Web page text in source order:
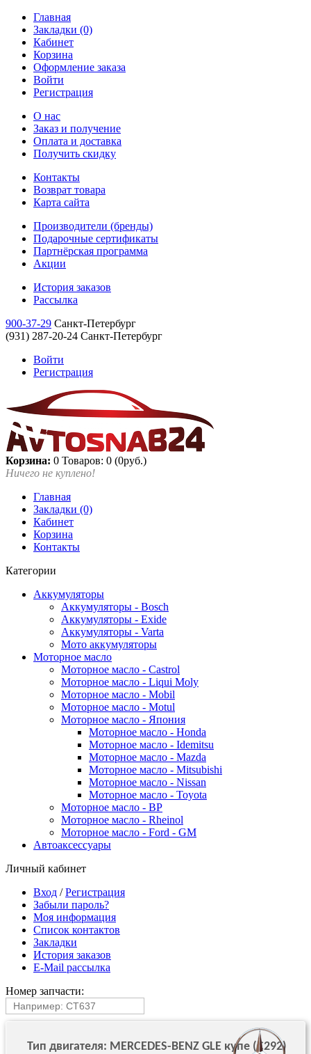
Главная
Закладки (0)
Кабинет
Корзина
Оформление заказа
Войти
Регистрация
О нас
Заказ и получение
Оплата и доставка
Получить скидку
Контакты
Возврат товара
Карта сайта
Производители (бренды)
Подарочные сертификаты
Партнёрская программа
Акции
История заказов
Рассылка
900-37-29 Санкт-Петербург
(931) 287-20-24 Санкт-Петербург
Войти
Регистрация
Корзина: 0 Товаров: 0 (0руб.)
Ничего не куплено!
Главная
Закладки (0)
Кабинет
Корзина
Контакты
Категории
Аккумуляторы
Аккумуляторы - Bosch
Аккумуляторы - Exide
Аккумуляторы - Varta
Мото аккумуляторы
Моторное масло
Моторное масло - Castrol
Моторное масло - Liqui Moly
Моторное масло - Mobil
Моторное масло - Motul
Моторное масло - Япония
Моторное масло - Honda
Моторное масло - Idemitsu
Моторное масло - Mazda
Моторное масло - Mitsubishi
Моторное масло - Nissan
Моторное масло - Toyota
Моторное масло - BP
Моторное масло - Rheinol
Моторное масло - Ford - GM
Автоаксессуары
Личный кабинет
Вход /Регистрация
Забыли пароль?
Моя информация
Список контактов
Закладки
История заказов
E-Mail рассылка
Номер запчасти:
Тип двигателя: MERCEDES-BENZ GLE купе (C292)